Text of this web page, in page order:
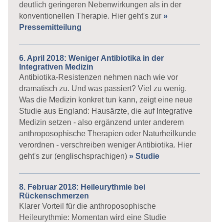
deutlich geringeren Nebenwirkungen als in der
konventionellen Therapie. Hier geht's zur »
Pressemitteilung
6. April 2018: Weniger Antibiotika in der
Integrativen Medizin
Antibiotika-Resistenzen nehmen nach wie vor
dramatisch zu. Und was passiert? Viel zu wenig.
Was die Medizin konkret tun kann, zeigt eine neue
Studie aus England: Hausärzte, die auf Integrative
Medizin setzen - also ergänzend unter anderem
anthroposophische Therapien oder Naturheilkunde
verordnen - verschreiben weniger Antibiotika. Hier
geht's zur (englischsprachigen) » Studie
8. Februar 2018: Heileurythmie bei
Rückenschmerzen
Klarer Vorteil für die anthroposophische
Heileurythmie: Momentan wird eine Studie